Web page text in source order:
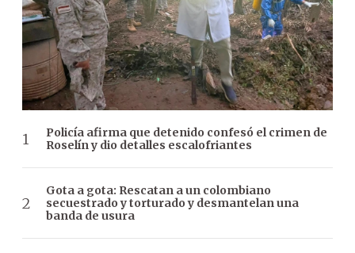
Policía afirma que detenido confesó el crimen de
Roselín y dio detalles escalofriantes
Gota a gota: Rescatan a un colombiano
secuestrado y torturado y desmantelan una
banda de usura